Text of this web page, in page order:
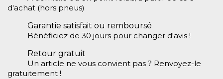
d'achat (hors pneus)
Garantie satisfait ou remboursé
Bénéficiez de 30 jours pour changer d'avis !
Retour gratuit
Un article ne vous convient pas ? Renvoyez-le
gratuitement !